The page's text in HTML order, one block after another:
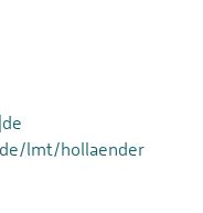
lmt/hollaender